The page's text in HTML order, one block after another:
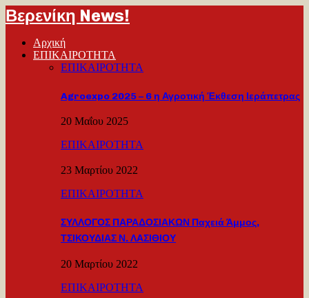
Βερενίκη News!
Αρχική
ΕΠΙΚΑΙΡΟΤΗΤΑ
ΕΠΙΚΑΙΡΟΤΗΤΑ
Agroexpo 2025 – 6 η Αγροτική Έκθεση Ιεράπετρας
20 Μαΐου 2025
ΕΠΙΚΑΙΡΟΤΗΤΑ
23 Μαρτίου 2022
ΕΠΙΚΑΙΡΟΤΗΤΑ
ΣΥΛΛΟΓΟΣ ΠΑΡΑΔΟΣΙΑΚΩΝ Παχειά Άμμος,
ΤΣΙΚΟΥΔΙΑΣ Ν. ΛΑΣΙΘΙΟΥ
20 Μαρτίου 2022
ΕΠΙΚΑΙΡΟΤΗΤΑ